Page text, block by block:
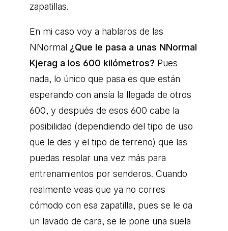
zapatillas.
En mi caso voy a hablaros de las
NNormal ¿Que le pasa a unas NNormal
Kjerag a los 600 kilómetros? Pues
nada, lo único que pasa es que están
esperando con ansía la llegada de otros
600, y después de esos 600 cabe la
posibilidad (dependiendo del tipo de uso
que le des y el tipo de terreno) que las
puedas resolar una vez más para
entrenamientos por senderos. Cuando
realmente veas que ya no corres
cómodo con esa zapatilla, pues se le da
un lavado de cara, se le pone una suela